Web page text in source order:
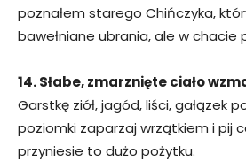
poznałem starego Chińczyka,
bawełniane ubrania, ale w chacie
14. Słabe, zmarznięte ciało
Garstkę ziół, jagód, liści, gałązek
poziomki zaparzaj wrzątkiem i pij
przyniesie to dużo pożytku.